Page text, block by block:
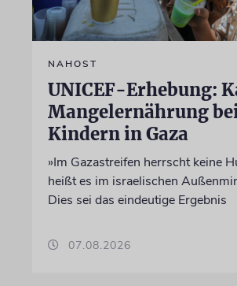
NAHOST
UNICEF-Erhebung:
Mangelernährung
Kindern in Gaza
»Im Gazastreifen herrscht keine
heißt es im israelischen
Dies sei das eindeutige Ergebnis
07.08.2026